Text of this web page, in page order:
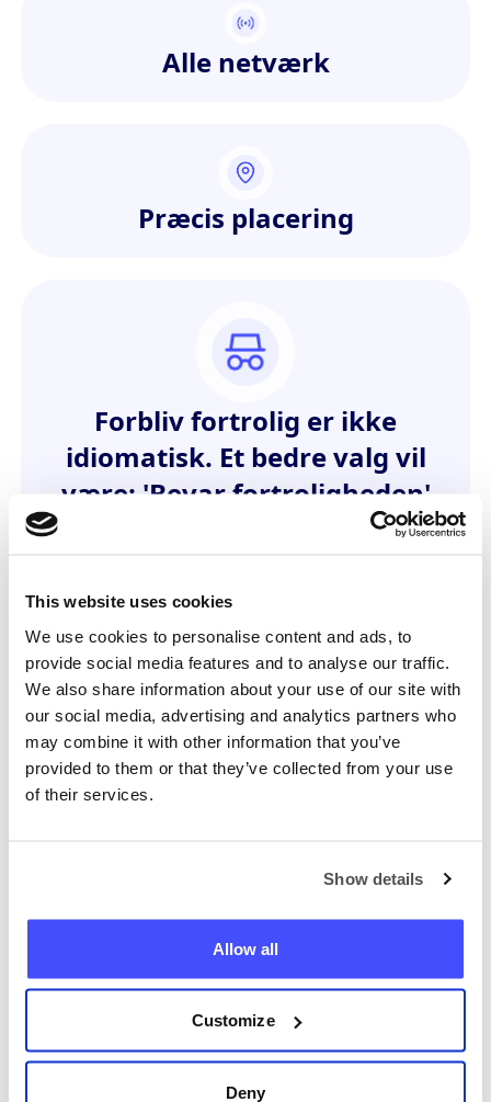
This website uses cookies
We use cookies to personalise content and ads, to
provide social media features and to analyse our traffic.
We also share information about your use of our site with
our social media, advertising and analytics partners who
may combine it with other information that you’ve
provided to them or that they’ve collected from your use
of their services.
Show details
Allow all
Customize
Deny
Alle netværk
Præcis placering
Forbliv fortrolig er ikke
idiomatisk. Et bedre valg vil
være: 'Bevar fortroligheden'
eller 'Forbliv diskret'.
FAQs
Er det lovligt at geolokalisere en
kompatible?
Hvor lang tid tager det?